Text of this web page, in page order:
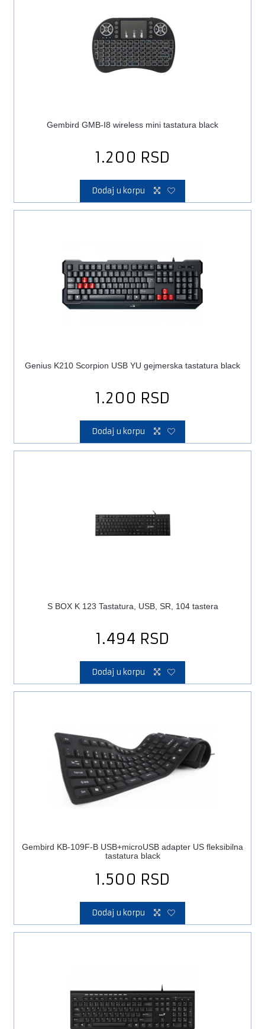
Gembird GMB-I8 wireless mini tastatura black
1.200 RSD
Dodaj u korpu
Genius K210 Scorpion USB YU gejmerska tastatura black
1.200 RSD
Dodaj u korpu
S BOX K 123 Tastatura, USB, SR, 104 tastera
1.494 RSD
Dodaj u korpu
Gembird KB-109F-B USB+microUSB adapter US fleksibilna
tastatura black
1.500 RSD
Dodaj u korpu